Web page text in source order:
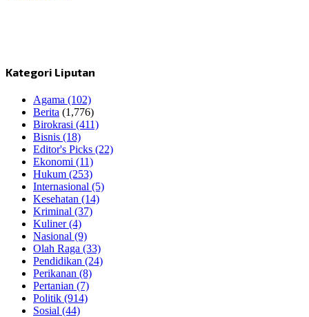
Kategori Liputan
Agama (102)
Berita (1,776)
Birokrasi (411)
Bisnis (18)
Editor's Picks (22)
Ekonomi (11)
Hukum (253)
Internasional (5)
Kesehatan (14)
Kriminal (37)
Kuliner(4)
Nasional (9)
Olah Raga (33)
Pendidikan (24)
Perikanan (8)
Pertanian (7)
Politik (914)
Sosial (44)